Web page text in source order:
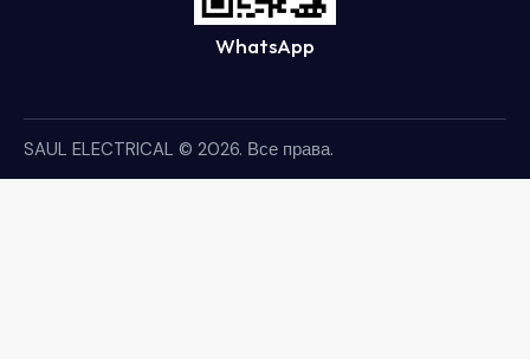
WhatsApp
SAUL ELECTRICAL © 2026. Все права.